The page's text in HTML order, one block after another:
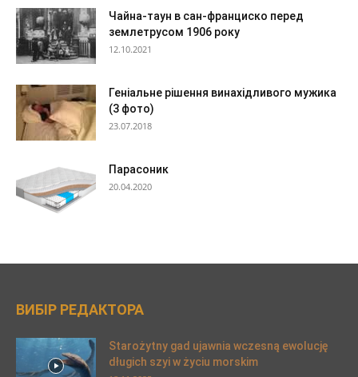
Чайна-таун в сан-франциско перед
землетрусом 1906 року
12.10.2021
Геніальне рішення винахідливого мужика
(3 фото)
23.07.2018
Парасоник
20.04.2020
ВИБІР РЕДАКТОРА
Starożytny gad ujawnia wczesną ewolucję
długich szyi w życiu morskim